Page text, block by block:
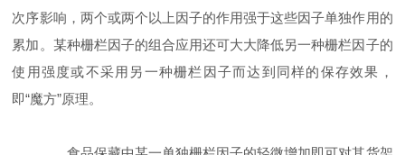
次序影响，两个或两个以上因子的作用强于这些因子单独作用的
累加。某种栅栏因子的组合应用还可大大降低另一种栅栏因子的
使用强度或不采用另一种栅栏因子而达到同样的保存效果，
即“魔方”原理。